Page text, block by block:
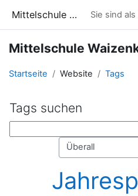
Mittelschule Waizenkirchen Sie sind
Mittelschule
Startseite Website Tags
Tags suchen
Tag-Collection